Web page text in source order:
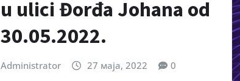
u ulici Đorđa Johana od
30.05.2022.
Administrator 27 маја, 2022 0